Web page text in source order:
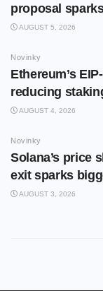
proposal
AUGUST 5, 2026
Novinky
Ethereum’s
reducing
AUGUST 4, 2026
Novinky
Solana’s price
exit sparks
AUGUST 3, 2026